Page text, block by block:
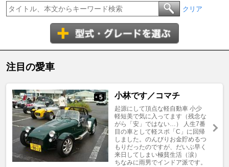
クリア
注目の愛車
+ 5 小林です／コマチ
起源にして頂点な軽自動車 小少
軽短美で気に入ってます（残念な
がら「安」ではない…） 人生7番
目の車として軽スポ「C」に回帰
しました。のんびりお金貯めるつ
もりだったのですが、だいぶ早く
来日してしまい極貧生活（涙）
ちなみに雨男でインドア派です。